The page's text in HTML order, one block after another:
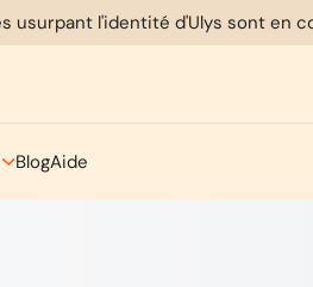
usurpant l'identité d'Ulys sont en
BlogAide